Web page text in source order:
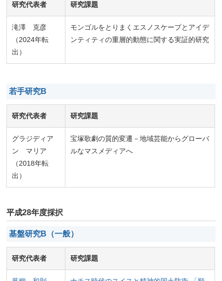
研究代表者 研究課題
滝澤 克彦
（2024年転
出）
モンゴルをとりまくエスノスケープとアイデ
ンティティの重層的動態に関する実証的研究
若手研究B
研究代表者 研究課題
グラジディア
ン マリア
（2018年転
出）
宝塚歌劇の質的変遷－地域芸能からグローバ
ルなマスメディアへ
平成28年度採択
基盤研究B（一般）
研究代表者 研究課題